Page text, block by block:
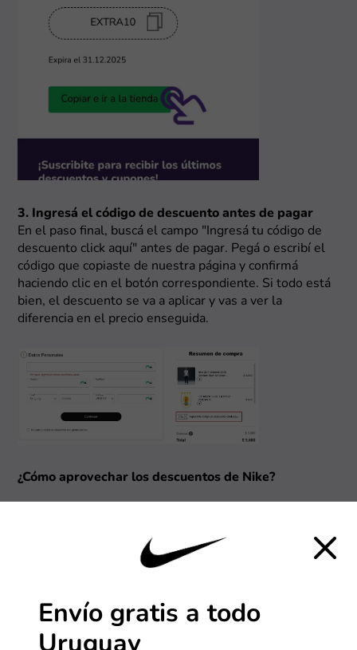
3. Ingresá el código de descuento antes de pagar
En el paso final, buscá el campo "Ingresá tu código de
descuento click aquí" antes de pagar. Pegá o escribí el
código que copiaste de nuestra página y confirmá
haciendo clic en el botón correspondiente. Si todo está
bien, el descuento se va a aplicar y vas a ver la
diferencia en el precio enseguida.
¿Cómo aprovechar los descuentos de Nike?
Mirá la lista de descuentos de Nike que aparece arriba y
elegí el que más te interese. Hacé clic en el cupón y se
Envío gratis a todo